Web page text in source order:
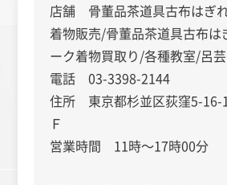
店舗 骨董品茶道具古布はぎ
着物販売/骨董品茶道具古布は
ーク着物買取り/各種教室/呂芸
電話 03-3398-2144
住所 東京都杉並区荻窪5-16-
Ｆ
営業時間 11時～17時00分